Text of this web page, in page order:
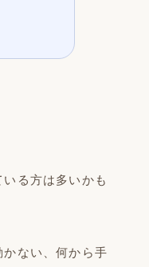
る方は多いかも
ない、何から手